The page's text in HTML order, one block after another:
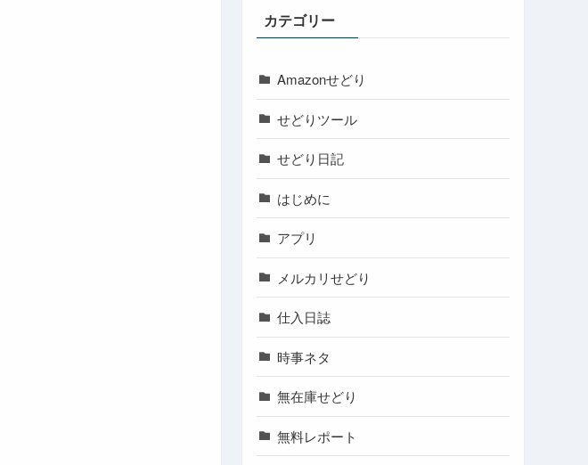
カテゴリー
Amazonせどり
せどりツール
せどり日記
はじめに
アプリ
メルカリせどり
仕入日誌
時事ネタ
無在庫せどり
無料レポート